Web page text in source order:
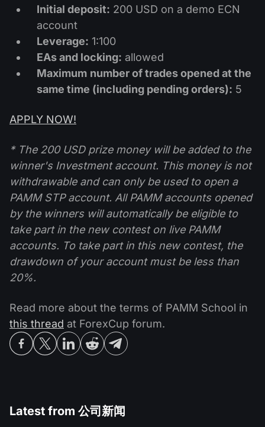
什么是外汇经纪商？
Initial deposit: 200 USD on a demo ECN
account
Leverage: 1:100
EAs and locking: allowed
Maximum number of trades opened at the
same time (including pending orders): 5
APPLY NOW!
* The 200 USD prize money will be added to the
winner's Investment account. This money is not
withdrawable and can only be used to open a
PAMM STP account. All PAMM accounts opened
by the winners will automatically be eligible to
take part in the new contest on live PAMM
accounts. To take part in this new contest, the
drawdown of your account must be less than
20%.
Read more about the terms of PAMM School in
this thread at ForexСup forum.
Latest from 公司新闻